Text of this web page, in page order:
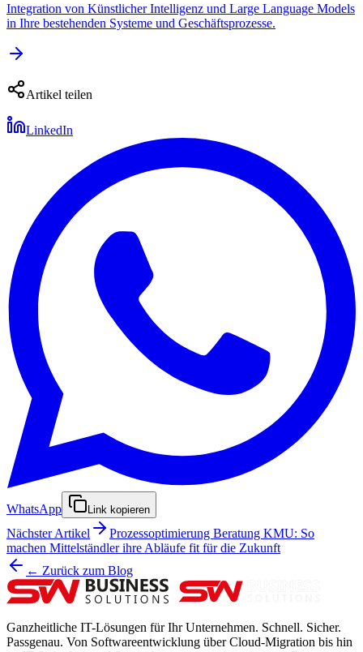
Integration von Künstlicher Intelligenz und Large Language Models
in Ihre bestehenden Systeme und Geschäftsprozesse.
Artikel teilen
LinkedIn
WhatsApp Link kopieren
Nächster Artikel
Prozessoptimierung Beratung KMU: So
machen Mittelständler ihre Abläufe fit für die Zukunft
← Zurück zum Blog
Ganzheitliche IT-Lösungen für Ihr Unternehmen. Schnell. Sicher.
Passgenau. Von Softwareentwicklung über Cloud-Migration bis hin